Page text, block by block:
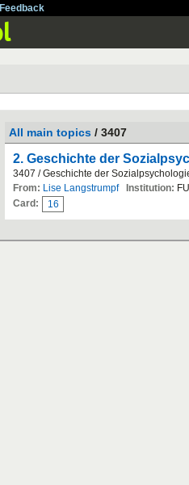
Feedback
All main topics / 3407
2. Geschichte der
3407 / Geschichte der
From: Lise Langstrumpf Institution:
Card:
16